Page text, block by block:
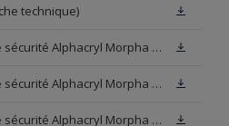
technique)
Fiche de données de sécurité Alphacryl Morpha White (SDS)
Fiche de données de sécurité Alphacryl Morpha Base N00 (SDS)
Fiche de données de sécurité Alphacryl Morpha Base W05 (SDS)